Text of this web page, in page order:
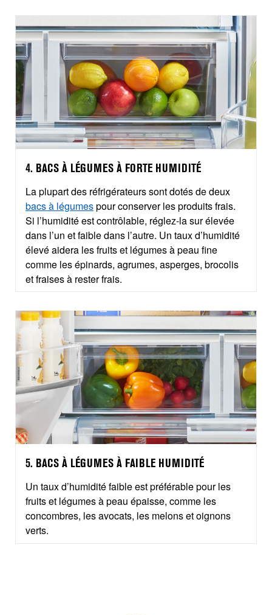
4. BACS À LÉGUMES À FORTE HUMIDITÉ
La plupart des réfrigérateurs sont dotés de deux
bacs à légumespour conserver les produits frais.
Si l’humidité est contrôlable, réglez-la sur élevée
dans l’un et faible dans l’autre. Un taux d’humidité
élevé aidera les fruits et légumes à peau fine
comme les épinards, agrumes, asperges, brocolis
et fraises à rester frais.
5. BACS À LÉGUMES À FAIBLE HUMIDITÉ
Un taux d’humidité faible est préférable pour les
fruits et légumes à peau épaisse, comme les
concombres, les avocats, les melons et oignons
verts.